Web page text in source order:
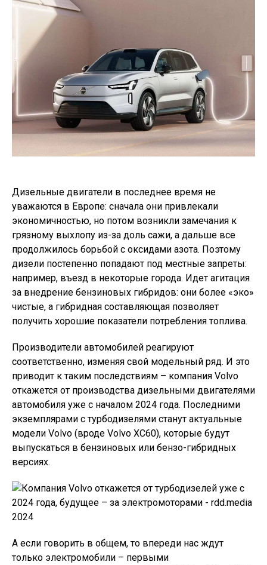
Дизельные двигатели в последнее время не
уважаются в Европе: сначала они привлекали
экономичностью, но потом возникли замечания к
грязному выхлопу из-за доль сажи, а дальше все
продолжилось борьбой с оксидами азота. Поэтому
дизели постепенно попадают под местные запреты:
например, въезд в некоторые города. Идет агитация
за внедрение бензиновых гибридов: они более «эко»
чистые, а гибридная составляющая позволяет
получить хорошие показатели потребления топлива.
Производители автомобилей реагируют
соответственно, изменяя свой модельный ряд. И это
приводит к таким последствиям – компания Volvo
откажется от производства дизельными двигателями
автомобиля уже с началом 2024 года. Последними
экземплярами с турбодизелями станут актуальные
модели Volvo (вроде Volvo XC60), которые будут
выпускаться в бензиновых или бензо-гибридных
версиях.
А если говорить в общем, то впереди нас ждут
только электромобили – первыми